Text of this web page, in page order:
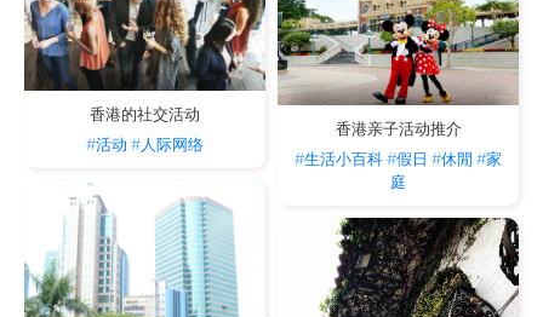
香港的社交活动
#活动 #人际网络
香港亲子活动推介
#生活小百科#假日 #休閒 #家
庭